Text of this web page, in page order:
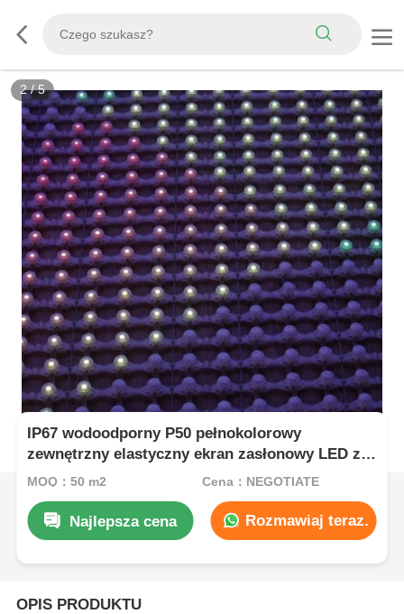
2/5
IP67 wodoodporny P50 pełnokolorowy
zewnętrzny elastyczny ekran zasłonowy LED z
siatką do fasady budynku
MOQ：50 m2 Cena：NEGOTIATE
Najlepsza cena Rozmawiaj teraz.
OPIS PRODUKTU